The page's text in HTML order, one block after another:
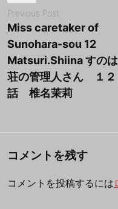
k
4
日
Previous Post
Miss caretaker of
Sunohara-sou 12
Matsuri.Shiina すの
荘の管理人さん １２
話 椎名茉莉
コメントを残す
コメントを投稿するには